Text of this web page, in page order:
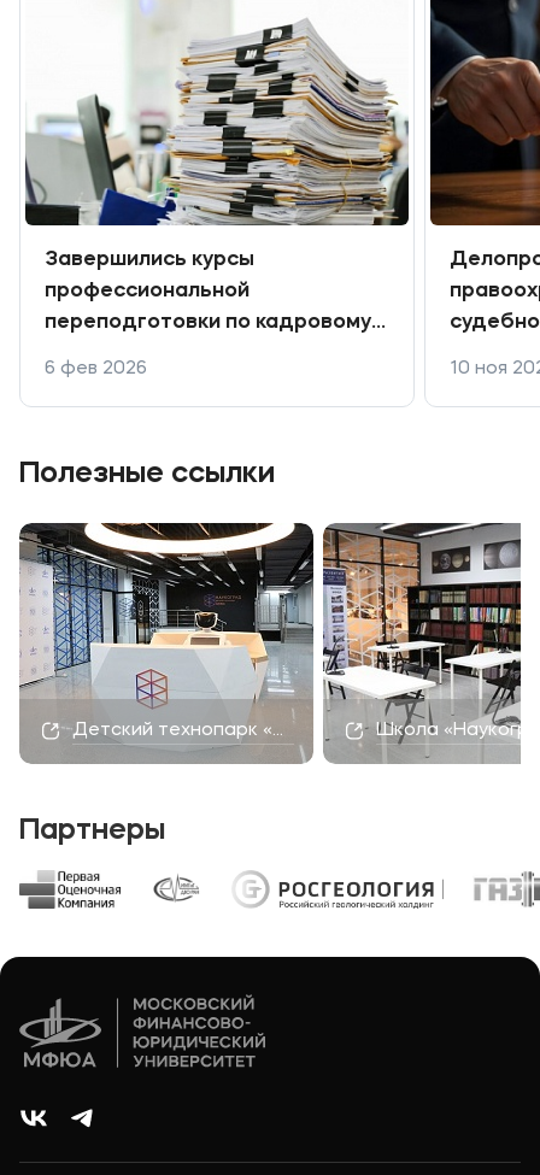
Завершились курсы
профессиональной
переподготовки по кадровому
6 фев 2026 10 ноя
Полезные ссылки
Детский технопарк «Наукоград» Школа
Партнеры